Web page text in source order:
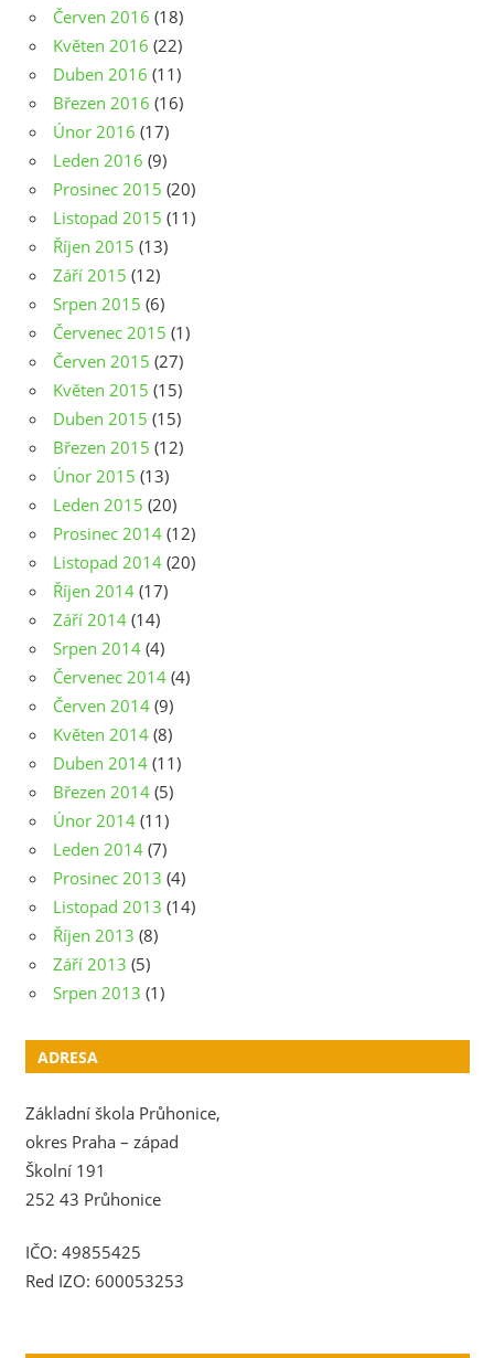
Červen 2016 (18)
Květen 2016 (22)
Duben 2016 (11)
Březen 2016 (16)
Únor 2016 (17)
Leden 2016 (9)
Prosinec 2015 (20)
Listopad 2015 (11)
Říjen 2015 (13)
Září 2015 (12)
Srpen 2015 (6)
Červenec 2015 (1)
Červen 2015 (27)
Květen 2015 (15)
Duben 2015 (15)
Březen 2015 (12)
Únor 2015 (13)
Leden 2015 (20)
Prosinec 2014 (12)
Listopad 2014 (20)
Říjen 2014 (17)
Září 2014 (14)
Srpen 2014 (4)
Červenec 2014 (4)
Červen 2014 (9)
Květen 2014 (8)
Duben 2014 (11)
Březen 2014 (5)
Únor 2014 (11)
Leden 2014 (7)
Prosinec 2013 (4)
Listopad 2013 (14)
Říjen 2013 (8)
Září 2013 (5)
Srpen 2013 (1)
ADRESA
Základní škola Průhonice,
okres Praha – západ
Školní 191
252 43 Průhonice
IČO: 49855425
Red IZO: 600053253